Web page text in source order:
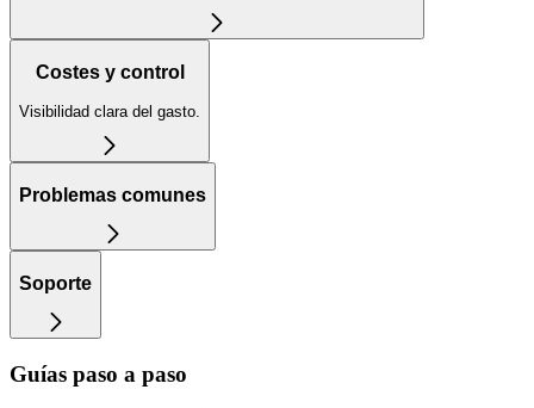
Costes y control
Visibilidad clara del gasto.
Problemas comunes
Soporte
Guías paso a paso